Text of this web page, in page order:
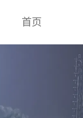
首页
展览活